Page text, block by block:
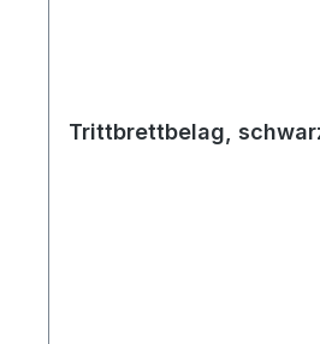
Trittbrettbelag,